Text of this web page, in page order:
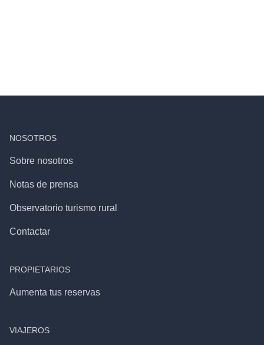
NOSOTROS
Sobre nosotros
Notas de prensa
Observatorio turismo rural
Contactar
PROPIETARIOS
Aumenta tus reservas
VIAJEROS